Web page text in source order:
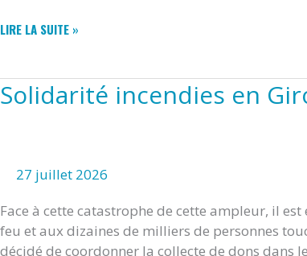
SUCCÈS
« NOCTURNES »
À
LIRE LA SUITE »
Solidarité incendies en
27 juillet 2026
Face à cette catastrophe de cette ampleur, il
feu et aux dizaines de milliers de personnes
décidé de coordonner la collecte de dons dans